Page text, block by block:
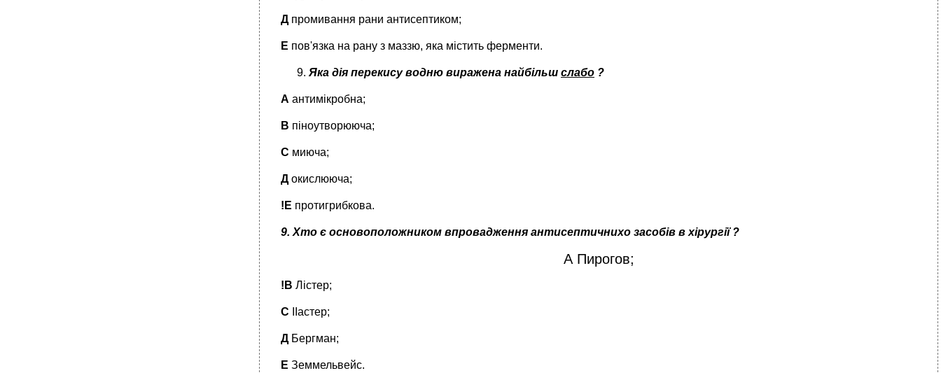
Дпромивання рани антисептиком;
Е пов'язка на рану з маззю, яка містить ферменти.
Яка дія перекису водню виражена найбільш слабо ?
А антимікробна;
В піноутворююча;
С миюча;
Докислююча;
!Е протигрибкова.
9. Хто є основоположником впровадження антисептичнихо засобів в хірургії ?
А Пирогов;
!В Лістер;
С ІІастер;
ДБергман;
Е Земмельвейс.